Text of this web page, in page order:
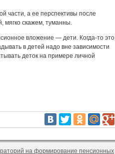
части, а ее перспективы после
мягко скажем, туманны.
вложение — дети. Когда-то это
в детей надо вне зависимости
деток на примере личной
на формирование пенсионных